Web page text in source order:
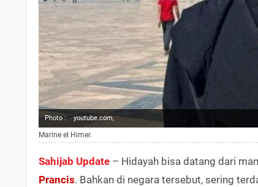
Photo : youtube.com,
Marine el Himer.
Sahijab Update – Hidayah bisa datang dari
Prancis. Bahkan di negara tersebut, sering